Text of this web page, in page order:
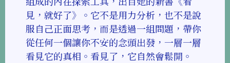
見，就好了》。它不是用力分析，也不是說
服自己正面思考，而是透過一組問題，帶你
從任何一個讓你不安的念頭出發，一層一層
看見它的真相。看見了，它自然會鬆開。